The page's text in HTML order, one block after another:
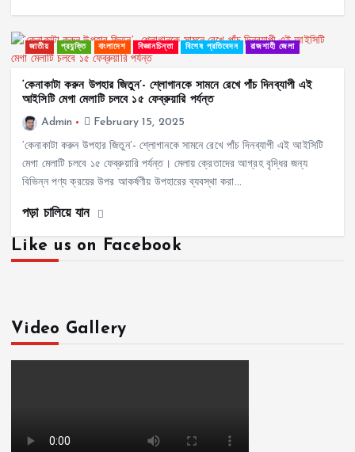
জাতীয় প্রযুক্তি বাংলাদেশ বিজ্ঞানচিন্তা বিশেষ প্রতিবেদন রাজশাহী জেলা
‘কেনাকাটা করুন উপহার জিতুন’- শ্লোগানকে সামনে রেখে পাঁচ দিনব্যাপী এই
আইসিটি মেগা মেলাটি চলবে ১৫ ফেব্রুয়ারি পর্যন্ত
Admin
February 15, 2025
‘কেনাকাটা করুন উপহার জিতুন’- শ্লোগানকে সামনে রেখে পাঁচ দিনব্যাপী এই আইসিটি
মেগা মেলাটি চলবে ১৫ ফেব্রুয়ারি পর্যন্ত। মেলায় ক্রেতাদের আগ্রহ বৃদ্ধির জন্য
বিভিন্ন পণ্য ক্রয়ের উপর আকর্ষণীয় উপহারের ব্যবস্থা করা…
পড়া চালিয়ে যান
Like us on Facebook
Video Gallery